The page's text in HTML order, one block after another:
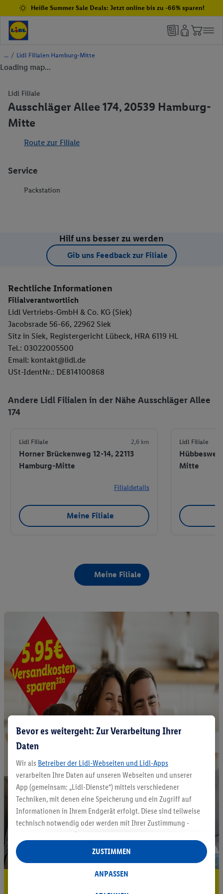
Heiße Summer Sale Deals: Jetzt online bis zu -66% sparen!
/ Lidl Filialen Hamburg-Mitte
Loading map...
Lidl Filiale
Ausschläger Allee 174, 20539 Hamburg-
Mitte
Route zur Filiale
Service
Packstation
Hilf uns besser zu werden
Gib uns Feedback zur Filiale
Rechtliche Informationen
Filialverantwortlich
Lidl Vertriebs-GmbH & Co. KG (Siek)
Jacobsrade 56-66, 22962 Siek
Sitz in Siek, Registergericht Lübeck, HRA 6119 HL
Tel.: 03022005500
Email: kontakt@lidl.de
USt-IdentNr.: DE814100868
Andere Lidl Filialen in der Nähe Ausschläger Allee
174
Lidl Filiale 2,6 km
Horner Brückenweg 12-14, 22113
Hamburg-Mitte
Filialdetails
Meine Filiale
Lidl Filiale
Mitte
Meine Filiale
Bevor es weitergeht: Zur Verarbeitung Ihrer
Daten
Wir als Betreiber der Lidl-Webseiten und Lidl-Apps
verarbeiten Ihre Daten auf unseren Webseiten und unserer
App (gemeinsam: „Lidl-Dienste“) mittels verschiedener
Techniken, mit denen eine Speicherung und ein Zugriff auf
Informationen in Ihrem Endgerät erfolgt. Diese sind teilweise
technisch notwendig oder werden mit Ihrer Zustimmung -
auch durch Partner (u.a.
Verantwortliche; im Zusammenhang mit dem IAB TCF
insgesamt
Statistik-Erstellung oder für personalisierte Werbung
ANPASSEN
ZUSTIMMEN